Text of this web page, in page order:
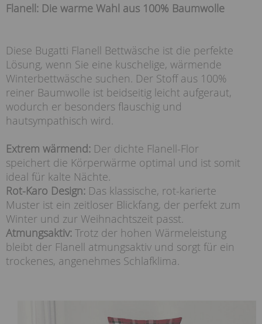
Flanell: Die warme Wahl aus 100% Baumwolle
Diese Bugatti Flanell Bettwäsche ist die perfekte
Lösung, wenn Sie eine kuschelige, wärmende
Winterbettwäsche suchen. Der Stoff aus 100%
reiner Baumwolle ist beidseitig leicht aufgeraut,
wodurch er besonders flauschig und
hautsympathisch wird.
Extrem wärmend: Der dichte Flanell-Flor
speichert die Körperwärme optimal und ist somit
ideal für kalte Nächte.
Rot-Karo Design: Das klassische, rot-karierte
Muster ist ein zeitloser Blickfang, der perfekt zum
Winter und zur Weihnachtszeit passt.
Atmungsaktiv: Trotz der hohen Wärmeleistung
bleibt der Flanell atmungsaktiv und sorgt für ein
trockenes, angenehmes Schlafklima.